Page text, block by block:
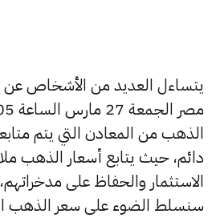
يتساءل العديد من الأشخاص عن
الذهب من المعادن التي يتم
دائم، حيث يتابع أسعار الذهب
الاستثمار والحفاظ على
سنسلط الضوء على سعر الذهب